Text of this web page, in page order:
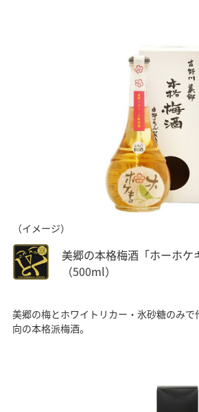
（イメージ）
美郷の本格梅酒「ホーホ
（500ml）
美郷の梅とホワイトリカー・氷砂糖のみで
向の本格派梅酒。